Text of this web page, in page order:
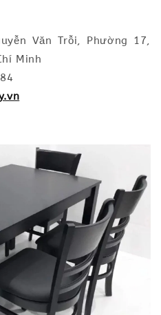
Văn Trỗi, Phường 17,
Minh